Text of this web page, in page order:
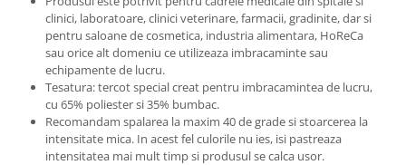
clinici, laboratoare, clinici veterinare, farmacii, gradinite, dar si
pentru saloane de cosmetica, industria alimentara, HoReCa
sau orice alt domeniu ce utilizeaza imbracaminte sau
echipamente de lucru.
Tesatura: tercot special creat pentru imbracamintea de lucru,
cu 65% poliester si 35% bumbac.
Recomandam spalarea la maxim 40 de grade si stoarcerea la
intensitate mica. In acest fel culorile nu ies, isi pastreaza
intensitatea mai mult timp si produsul se calca usor.